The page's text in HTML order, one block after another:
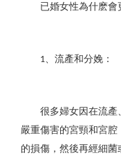
已婚女性為什麽會
1、流產和分娩：
很多婦女因在流產
嚴重傷害的宮頸和宮
的損傷，然後再經細菌